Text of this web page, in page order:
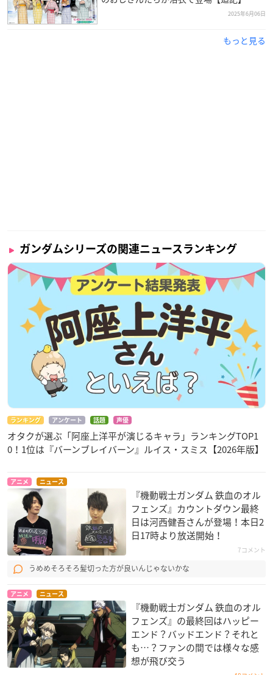
2025年6月06日
もっと見る
ガンダムシリーズの関連ニュースランキング
ランキング アンケート 話題 声優
オタクが選ぶ「阿座上洋平が演じるキャラ」ランキングTOP1
0！1位は『バーンブレイバーン』ルイス・スミス【2026年版】
アニメ ニュース
『機動戦士ガンダム 鉄血のオル
フェンズ』カウントダウン最終
日は河西健吾さんが登場！本日2
日17時より放送開始！
7コメント
うめめそろそろ髪切った方が良いんじゃないかな
アニメ ニュース
『機動戦士ガンダム 鉄血のオル
フェンズ』の最終回はハッピー
エンド？バッドエンド？それと
も…？ファンの間では様々な感
想が飛び交う